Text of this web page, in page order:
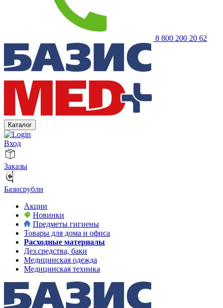
8 800 200 20 62
Каталог
Вход
Заказы
Базисрубли
Акции
Новинки
Предметы гигиены
Товары для дома и офиса
Расходные материалы
Дез.средства, баки
Медицинская одежда
Медицинская техника